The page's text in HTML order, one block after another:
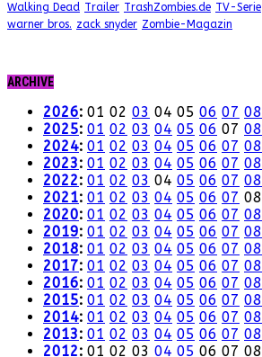
Walking Dead Trailer TrashZombies.de TV-Serie
warner bros. zack snyder Zombie-Magazin
ARCHIVE
2026: 01 02 03 04 05 06 07 08
2025: 01 02 03 04 05 06 07 08
2024: 01 02 03 04 05 06 07 08
2023: 01 02 03 04 05 06 07 08
2022: 01 02 03 04 05 06 07 08
2021: 01 02 03 04 05 06 07 08
2020: 01 02 03 04 05 06 07 08
2019: 01 02 03 04 05 06 07 08
2018: 01 02 03 04 05 06 07 08
2017: 01 02 03 04 05 06 07 08
2016: 01 02 03 04 05 06 07 08
2015: 01 02 03 04 05 06 07 08
2014: 01 02 03 04 05 06 07 08
2013: 01 02 03 04 05 06 07 08
2012: 01 02 03 04 05 06 07 08